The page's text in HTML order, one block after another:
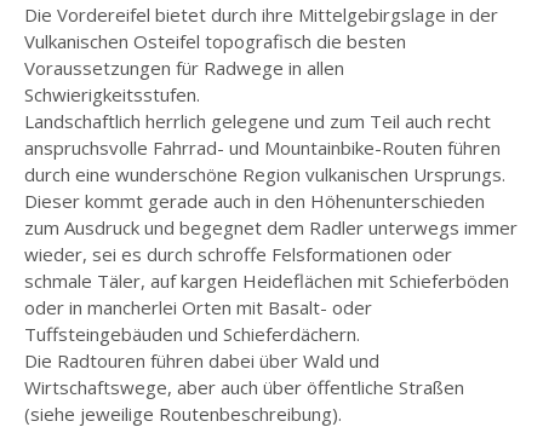
Die Vordereifel bietet durch ihre Mittelgebirgslage in der
Vulkanischen Osteifel topografisch die besten
Voraussetzungen für Radwege in allen
Schwierigkeitsstufen.
Landschaftlich herrlich gelegene und zum Teil auch recht
anspruchsvolle Fahrrad- und Mountainbike-Routen führen
durch eine wunderschöne Region vulkanischen Ursprungs.
Dieser kommt gerade auch in den Höhenunterschieden
zum Ausdruck und begegnet dem Radler unterwegs immer
wieder, sei es durch schroffe Felsformationen oder
schmale Täler, auf kargen Heideflächen mit Schieferböden
oder in mancherlei Orten mit Basalt- oder
Tuffsteingebäuden und Schieferdächern.
Die Radtouren führen dabei über Wald und
Wirtschaftswege, aber auch über öffentliche Straßen
(siehe jeweilige Routenbeschreibung).